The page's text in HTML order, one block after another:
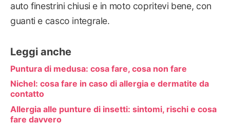
auto finestrini chiusi e in moto copritevi bene, con
guanti e casco integrale.
Leggi anche
Puntura di medusa: cosa fare, cosa non fare
Nichel: cosa fare in caso di allergia e dermatite da
contatto
Allergia alle punture di insetti: sintomi, rischi e cosa
fare davvero